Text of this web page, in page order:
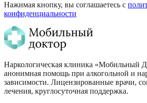
Нажимая кнопку, вы соглашаетесь с
конфиденциальности
Наркологическая клиника «Мобильный
анонимная помощь при алкогольной и
зависимости. Лицензированные врачи,
лечения, круглосуточная поддержка.